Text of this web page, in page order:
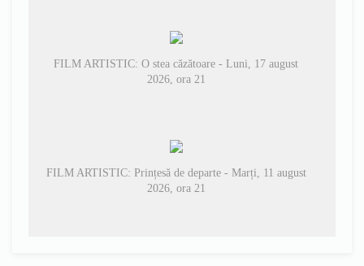
FILM ARTISTIC: O stea căzătoare - Luni, 17 august
2026, ora 21
FILM ARTISTIC: Prințesă de departe - Marți, 11 august
2026, ora 21